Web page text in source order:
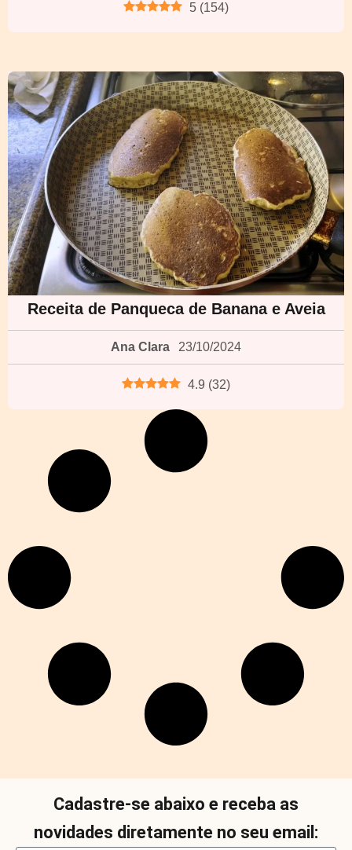
5 (154)
Receita de Panqueca de Banana e Aveia
Ana Clara 23/10/2024
4.9 (32)
Cadastre-se abaixo e receba as
novidades diretamente no seu email: